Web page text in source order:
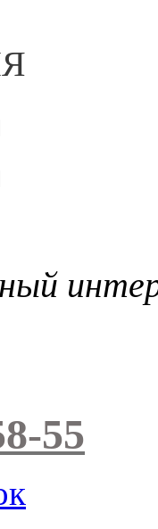
55